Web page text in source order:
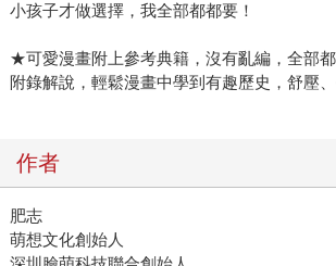
小孩子才做選擇，我全部都都要！
★可愛漫畫附上參考典籍，沒有亂編，全部
附錄解說，輕鬆漫畫中學到有趣歷史，舒壓
作者
肥志
萌想文化創始人